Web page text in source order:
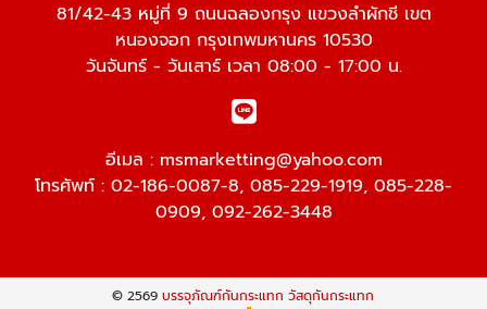
81/42-43 หมู่ที่ 9 ถนนฉลองกรุง แขวงลำผักชี เขต
หนองจอก กรุงเทพมหานคร 10530
วันจันทร์ - วันเสาร์ เวลา 08:00 - 17:00 น.
อีเมล : msmarketting@yahoo.com
โทรศัพท์ : 02-186-0087-8, 085-229-1919, 085-228-
0909, 092-262-3448
© 2569บรรจุภัณฑ์กันกระแทก วัสดุกันกระแทก